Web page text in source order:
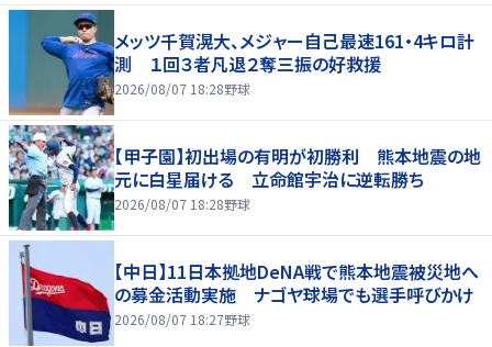
メッツ千賀滉大、メジャー自己最速161・4キロ計
測 １回３者凡退２奪三振の好救援
2026/08/07 18:28野球
【甲子園】初出場の有明が初勝利 熊本地震の地
元に白星届ける 立命館宇治に逆転勝ち
2026/08/07 18:28野球
【中日】11日本拠地DeNA戦で熊本地震被災地へ
の募金活動実施 ナゴヤ球場でも選手呼びかけ
2026/08/07 18:27野球